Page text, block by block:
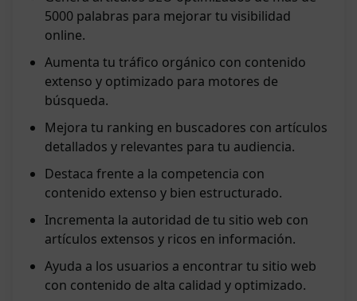
5000 palabras para mejorar tu visibilidad
online.
Aumenta tu tráfico orgánico con contenido
extenso y optimizado para motores de
búsqueda.
Mejora tu ranking en buscadores con artículos
detallados y relevantes para tu audiencia.
Destaca frente a la competencia con
contenido extenso y bien estructurado.
Incrementa la autoridad de tu sitio web con
artículos extensos y ricos en información.
Ayuda a los usuarios a encontrar tu sitio web
con contenido de alta calidad y optimizado.